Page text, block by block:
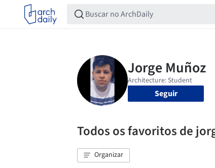
Seguir
Todos os favoritos de
Organizar